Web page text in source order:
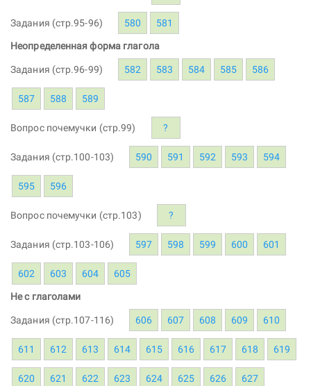
Задания (стр.95-96) 580 581
Неопределенная форма глагола
Задания (стр.96-99) 582 583 584 585 586
587 588 589
Вопрос почемучки (стр.99) ?
Задания (стр.100-103) 590 591 592 593 594
595 596
Вопрос почемучки (стр.103) ?
Задания (стр.103-106) 597 598 599 600 601
602 603 604 605
Не с глаголами
Задания (стр.107-116) 606 607 608 609 610
611 612 613 614 615 616 617 618 619
620 621 622 623 624 625 626 627